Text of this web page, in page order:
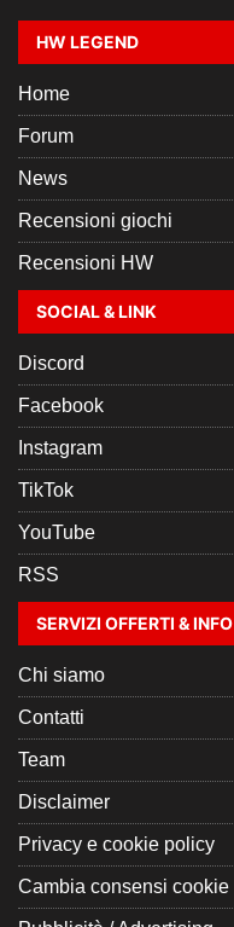
HW LEGEND
Home
Forum
News
Recensioni giochi
Recensioni HW
SOCIAL & LINK
Discord
Facebook
Instagram
TikTok
YouTube
RSS
SERVIZI OFFERTI & INFO
Chi siamo
Contatti
Team
Disclaimer
Privacy e cookie policy
Cambia consensi cookie